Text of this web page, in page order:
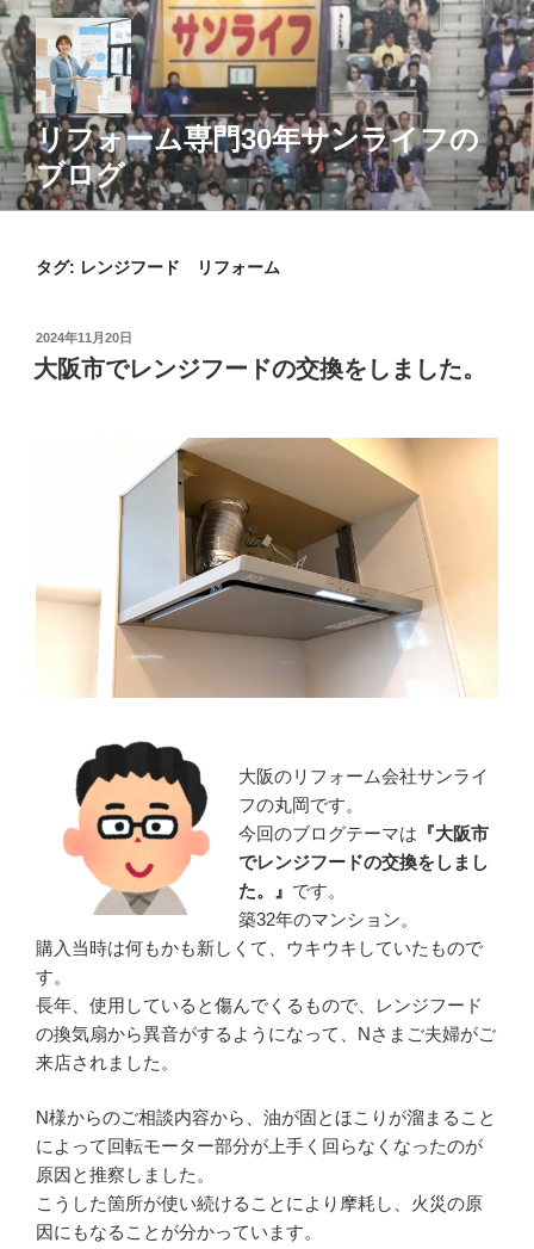
コ
ン
テ
ン
ツ
へ
ス
キ
リフォーム専門30年サンライフの
ブログ
タグ: レンジフード リフォーム
投
稿
日:
2024年11月20日
大阪市でレンジフードの交換をしました。
大阪のリフォーム会社サンライ
フの丸岡です。
今回のブログテーマは 『大阪市
でレンジフードの交換をしまし
た。』 です。
築32年のマンション。
購入当時は何もかも新しくて、ウキウキしていたもので
す。
長年、使用していると傷んでくるもので、レンジフード
の換気扇から異音がするようになって、Nさまご夫婦がご
来店されました。
N様からのご相談内容から、油が固とほこりが溜まること
によって回転モーター部分が上手く回らなくなったのが
原因と推察しました。
こうした箇所が使い続けることにより摩耗し、火災の原
因にもなることが分かっています。